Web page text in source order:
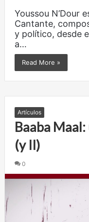
Youssou N’Dour
Cantante,
y político, desde
a…
Read More »
Artículos
Baaba
(y II)
0